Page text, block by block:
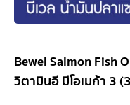
Bewel Salmon Fish
วิตามินอี มีโอเมก้า 3